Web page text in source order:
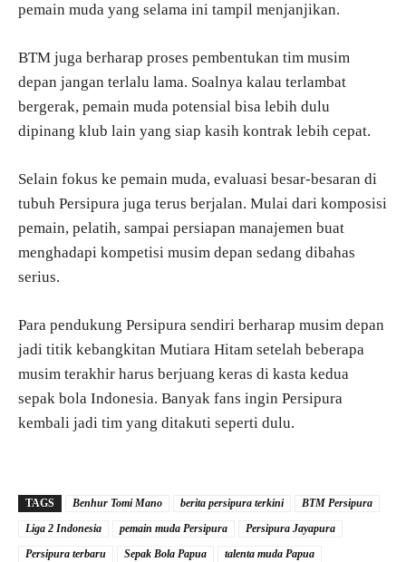
pemain muda yang selama ini tampil menjanjikan.
BTM juga berharap proses pembentukan tim musim
depan jangan terlalu lama. Soalnya kalau terlambat
bergerak, pemain muda potensial bisa lebih dulu
dipinang klub lain yang siap kasih kontrak lebih cepat.
Selain fokus ke pemain muda, evaluasi besar-besaran di
tubuh Persipura juga terus berjalan. Mulai dari komposisi
pemain, pelatih, sampai persiapan manajemen buat
menghadapi kompetisi musim depan sedang dibahas
serius.
Para pendukung Persipura sendiri berharap musim depan
jadi titik kebangkitan Mutiara Hitam setelah beberapa
musim terakhir harus berjuang keras di kasta kedua
sepak bola Indonesia. Banyak fans ingin Persipura
kembali jadi tim yang ditakuti seperti dulu.
TAGS Benhur Tomi Mano berita persipura terkini
BTM Persipura
Liga 2 Indonesia
pemain muda Persipura
Persipura Jayapura
Persipura terbaru
Sepak Bola Papua
talenta muda Papua